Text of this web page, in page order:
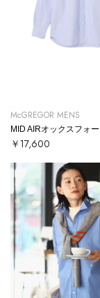
McGREGOR MENS
MID AIRオックスフォ
￥17,600